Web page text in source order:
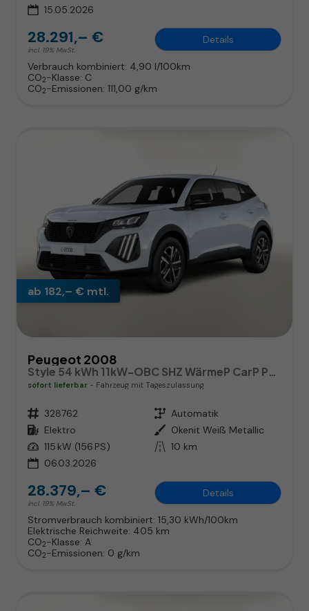
15.05.2026
28.291,– €
incl. 19% MwSt.
Details
Verbrauch kombiniert: 4,90 l/100km
CO2-Klasse: C
CO2-Emissionen: 111,00 g/km
ab 182,– € mtl.
Peugeot 2008
sofort lieferbar Fahrzeug mit Tageszulassung
Fahrzeugnr. 328762 Getriebe Automatik
Kraftstoff Elektro Außenfarbe Okenit Weiß Metallic
Leistung 115 kW (156 PS) Kilometerstand 10 km
06.03.2026
28.379,– €
incl. 19% MwSt.
Details
Stromverbrauch kombiniert: 15,30 kWh/100km
Elektrische Reichweite: 405 km
CO2-Klasse: A
CO2-Emissionen: 0 g/km